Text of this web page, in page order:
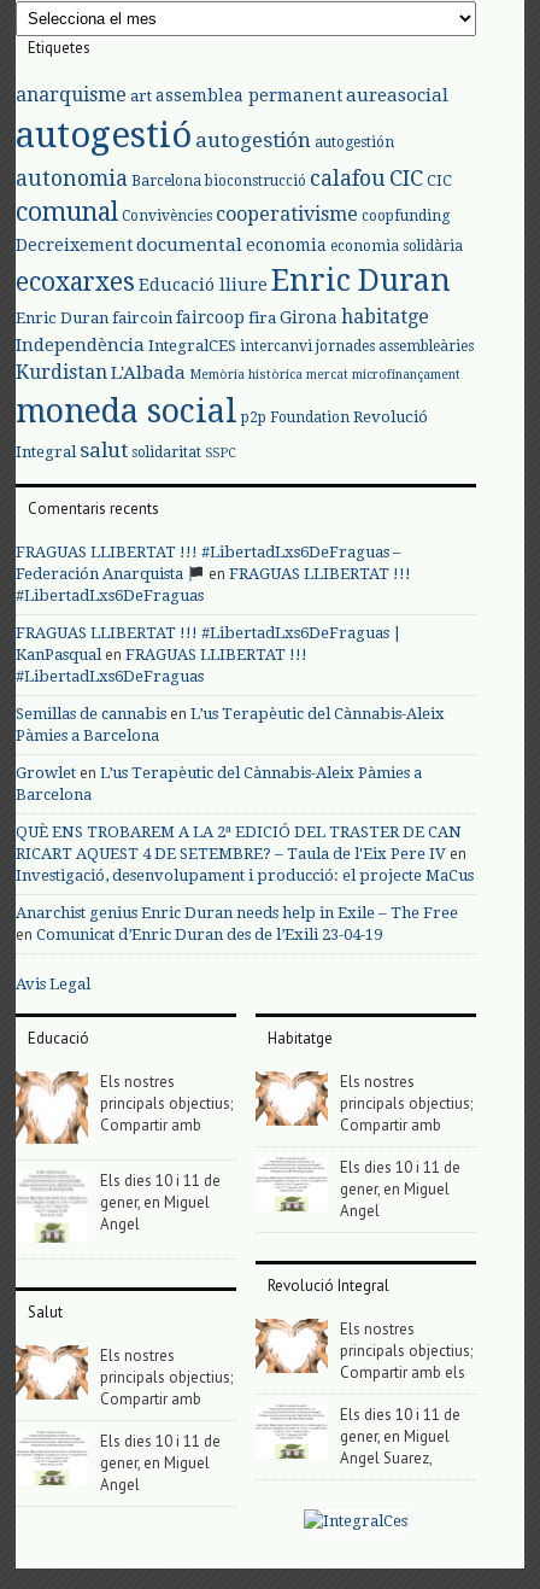
Arxius
Etiquetes
anarquisme art assemblea permanent aureasocial
autogestió autogestión autogestión
autonomia Barcelona bioconstrucció calafouCIC CIC
comunal Convivències cooperativisme coopfunding
Decreixement documental economia economia solidària
ecoxarxes Educació lliure Enric Duran
Enric Duran faircoin faircoop fira Girona habitatge
Independència IntegralCES intercanvi jornades assembleàries
KurdistanL'Albada Memòria històrica mercat microfinançament
moneda social p2p Foundation Revolució
Integral salut solidaritat SSPC
Comentaris recents
FRAGUAS LLIBERTAT !!! #LibertadLxs6DeFraguas –
Federación Anarquista
enFRAGUAS LLIBERTAT !!!
#LibertadLxs6DeFraguas
FRAGUAS LLIBERTAT !!! #LibertadLxs6DeFraguas |
KanPasqualenFRAGUAS LLIBERTAT !!!
#LibertadLxs6DeFraguas
Semillas de cannabis enL’us Terapèutic del Cànnabis-Aleix
Pàmies a Barcelona
Growlet enL’us Terapèutic del Cànnabis-Aleix Pàmies a
Barcelona
QUÈ ENS TROBAREM A LA 2ª EDICIÓ DEL TRASTER DE CAN
RICART AQUEST 4 DE SETEMBRE? – Taula de l'Eix Pere IV en
Investigació, desenvolupament i producció: el projecte MaCus
Anarchist genius Enric Duran needs help in Exile – The Free
enComunicat d’Enric Duran des de l’Exili 23-04-19
Avis Legal
Educació
Els nostres
principals objectius;
Compartir amb
Els dies 10 i 11 de
gener, en Miguel
Angel
Salut
Els nostres
principals objectius;
Compartir amb
Els dies 10 i 11 de
gener, en Miguel
Angel
Habitatge
Els nostres
principals objectius;
Compartir amb
Els dies 10 i 11 de
gener, en Miguel
Angel
Revolució Integral
Els nostres
principals objectius;
Compartir amb els
Els dies 10 i 11 de
gener, en Miguel
Angel Suarez,